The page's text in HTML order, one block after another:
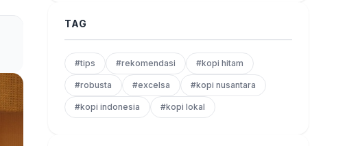
TAG
#tips #rekomendasi #kopi hitam
#robusta #excelsa #kopi nusantara
#kopi indonesia #kopi lokal